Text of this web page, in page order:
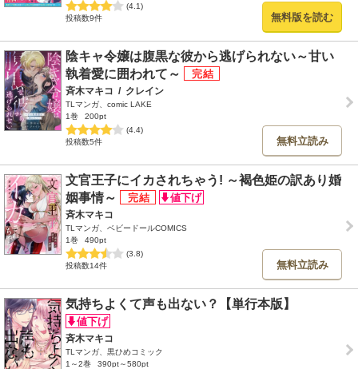
(4.1)
投稿数9件
無料版を読む
陰キャ令嬢は腹黒な彼から逃げられない～甘い
執着愛に囲われて～
斉木マキコ / クレイン
TLマンガ、comic LAKE
1巻
200pt
(4.4)
投稿数5件
無料立読み
文官王子にイカされちゃう! ～褐色姫の訳あり婚
姻事情～
斉木マキコ
TLマンガ、ベビードールCOMICS
1巻
490pt
(3.8)
投稿数14件
無料立読み
気持ちよくて声も出ない？【単行本版】
斉木マキコ
TLマンガ、黒ひめコミック
1～2巻
390pt～580pt